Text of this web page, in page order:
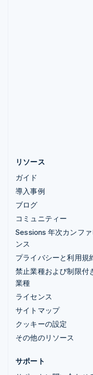
リソース
ガイド
導入事例
ブログ
コミュニティー
Sessions 年次カンフ
ンス
プライバシーと利用規
禁止業種および制限付
業種
ライセンス
サイトマップ
クッキーの設定
その他のリソース
サポート